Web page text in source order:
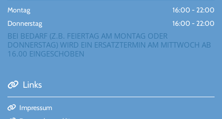
Montag
16:00 - 22:00
Donnerstag
16:00 - 22:00
BEI BEDARF (Z.B. FEIERTAG AM MONTAG ODER
DONNERSTAG) WIRD EIN ERSATZTERMIN AM MITTWOCH AB
16.00 EINGESCHOBEN
 Links
 Impressum